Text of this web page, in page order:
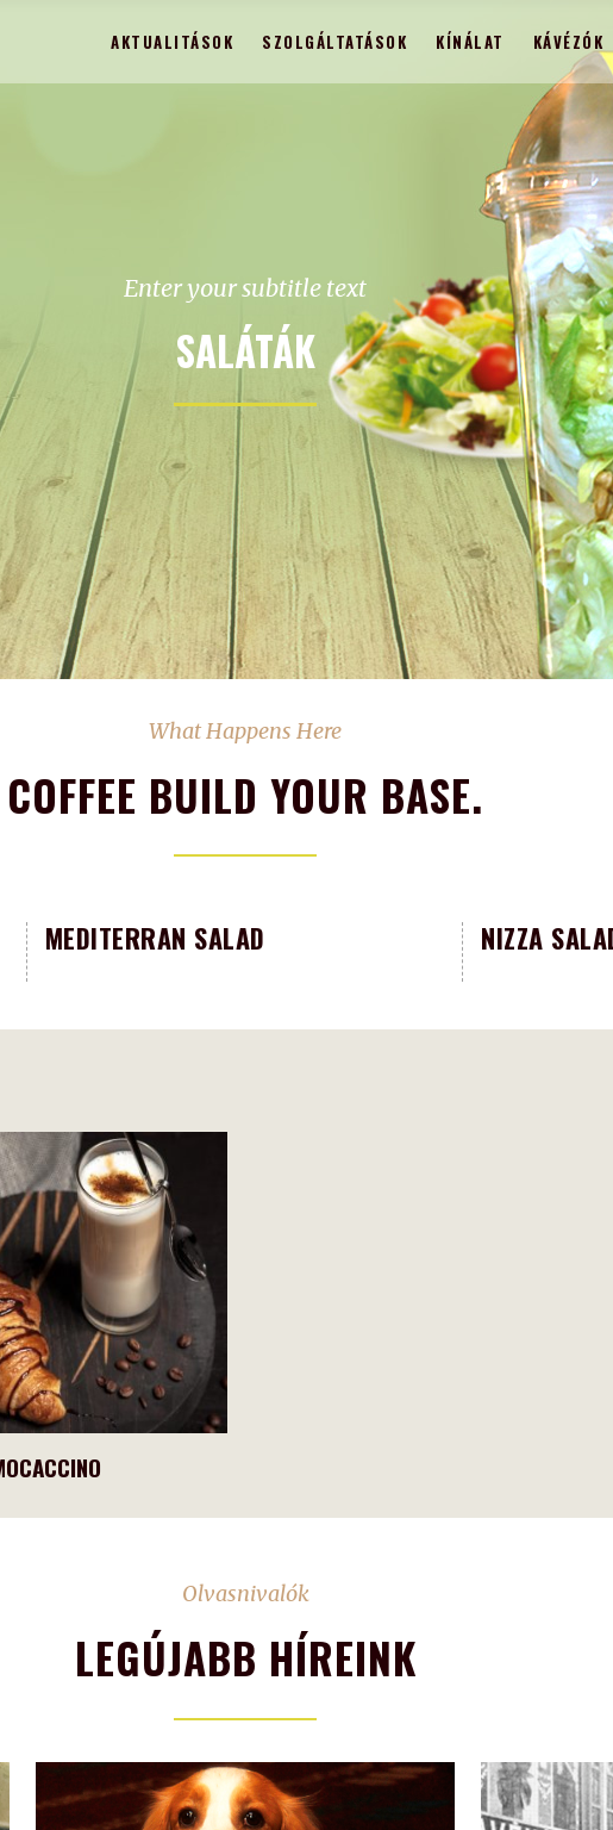
AKTUALITÁSOK SZOLGÁLTATÁSOK KÍNÁLAT KÁVÉZÓK
Enter your subtitle text
SALÁTÁK
What Happens Here
COFFEE BUILD YOUR BASE.
MEDITERRAN SALAD NIZZA
Olvasnivalók
LEGÚJABB HÍREINK